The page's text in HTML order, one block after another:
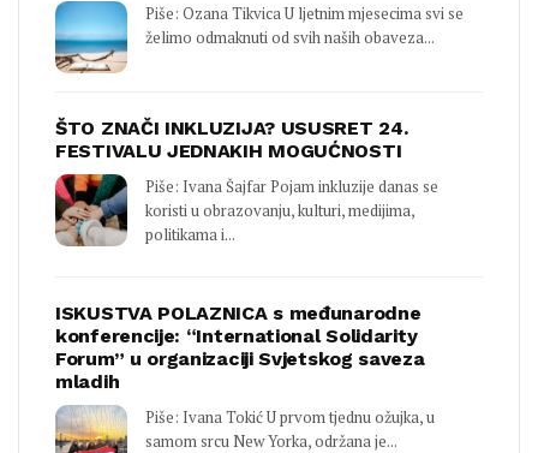
Piše: Ozana Tikvica U ljetnim mjesecima svi se
želimo odmaknuti od svih naših obaveza...
ŠTO ZNAČI INKLUZIJA? USUSRET 24.
FESTIVALU JEDNAKIH MOGUĆNOSTI
Piše: Ivana Šajfar Pojam inkluzije danas se
koristi u obrazovanju, kulturi, medijima,
politikama i...
ISKUSTVA POLAZNICA s međunarodne
konferencije: “International Solidarity
Forum” u organizaciji Svjetskog saveza
mladih
Piše: Ivana Tokić U prvom tjednu ožujka, u
samom srcu New Yorka, održana je...